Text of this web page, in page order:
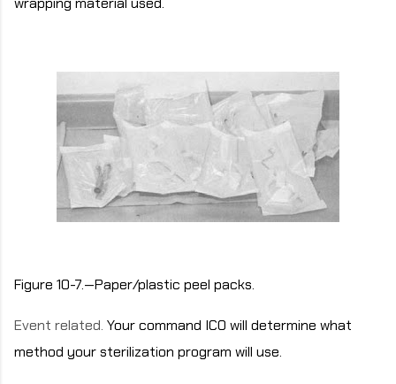
Figure 10-7.—Paper/plastic peel packs.
Event related. Your command ICO will determine what
method your sterilization program will use.